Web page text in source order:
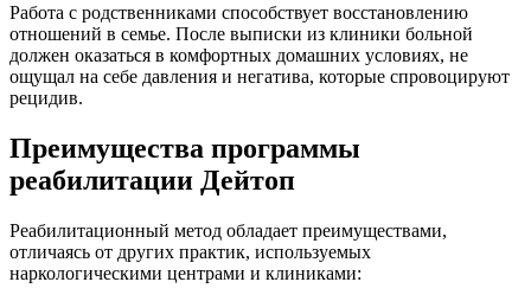
Работа с родственниками способствует восстановлению
отношений в семье. После выписки из клиники больной
должен оказаться в комфортных домашних условиях, не
ощущал на себе давления и негатива, которые спровоцируют
рецидив.
Преимущества программы
реабилитации Дейтоп
Реабилитационный метод обладает преимуществами,
отличаясь от других практик, используемых
наркологическими центрами и клиниками: